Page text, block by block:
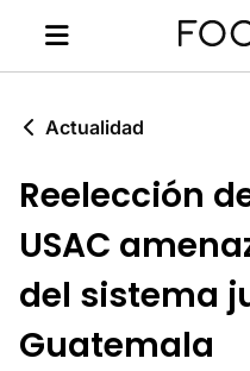
Actualidad
Reelección
USAC
del sistema
Guatemala